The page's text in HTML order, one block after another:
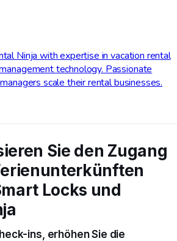
Ninja with expertise in vacation rental
technology. Passionate
scale their rental businesses.
Sie den Zugang
Locks und
ins, erhöhen Sie die